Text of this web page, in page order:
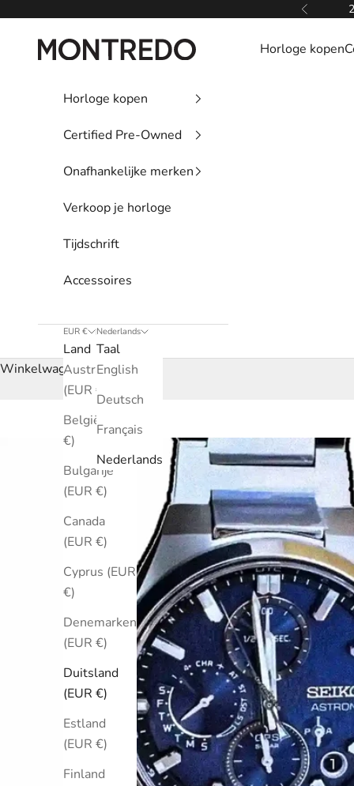
Vorige
Montredo Horloge kopen
Horloge kopen
Certified Pre-Owned
Onafhankelijke merken
Verkoop je horloge
Tijdschrift
Accessoires
EUR €
Land
Australië
(EUR €)
België (EUR
€)
Bulgarije
(EUR €)
Canada
(EUR €)
Cyprus (EUR
€)
Denemarken
(EUR €)
Duitsland
(EUR €)
Estland
(EUR €)
Finland
Nederlands
Taal
English
Deutsch
Français
Nederlands
Winkelwagen